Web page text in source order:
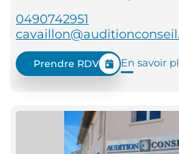
0490742951
Prendre RDV En savoir